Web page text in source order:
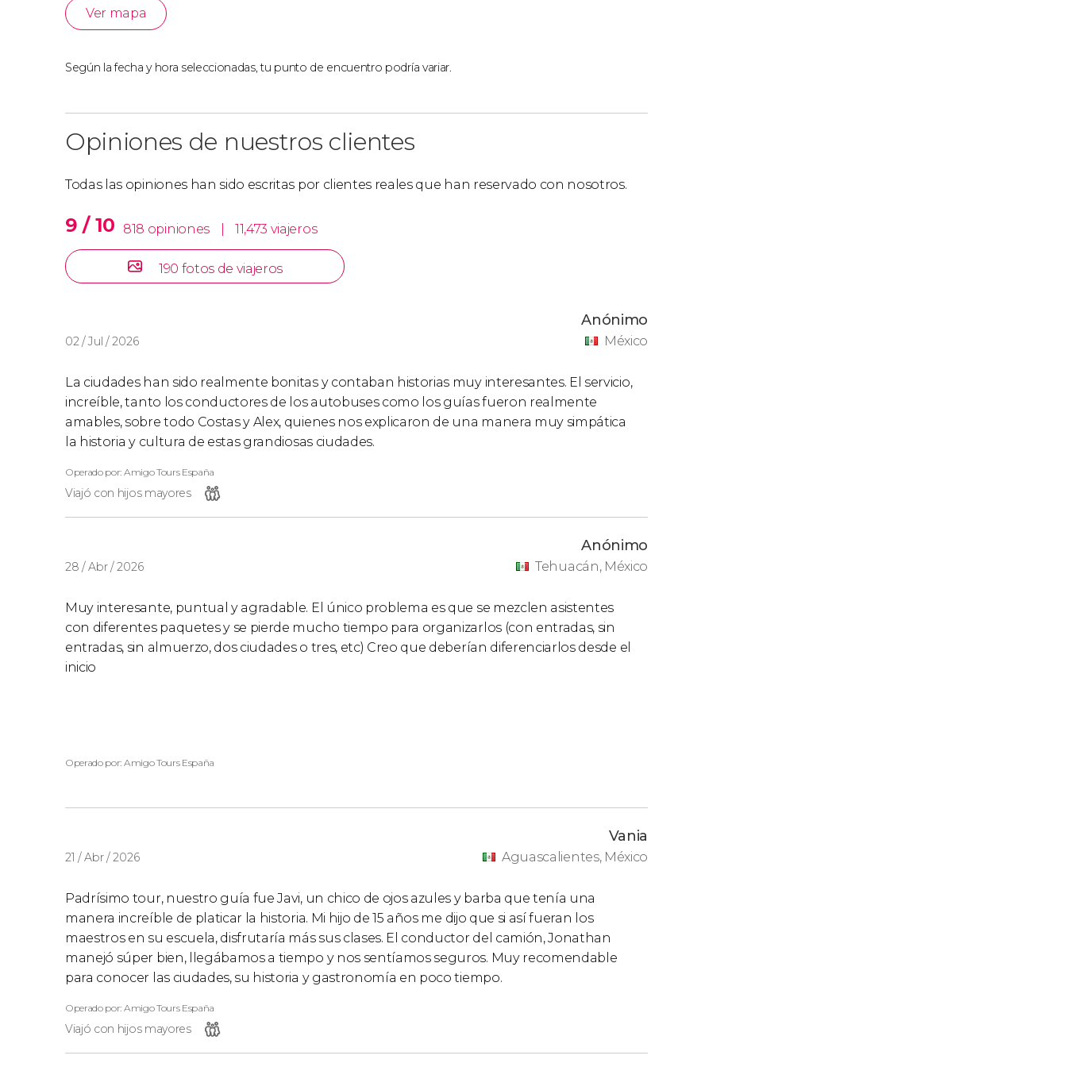
Ver mapa
Según la fecha y hora seleccionadas, tu punto de encuentro podría variar.
Opiniones de nuestros clientes
Todas las opiniones han sido escritas por clientes reales que han reservado con nosotros.
9 / 10 818 opiniones 11,473 viajeros
190 fotos de viajeros
02 / Jul / 2026
Anónimo
México
La ciudades han sido realmente bonitas y contaban historias muy interesantes. El servicio,
increíble, tanto los conductores de los autobuses como los guías fueron realmente
amables, sobre todo Costas y Alex, quienes nos explicaron de una manera muy simpática
la historia y cultura de estas grandiosas ciudades.
Operado por: Amigo Tours España
Viajó con hijos mayores
28 / Abr / 2026
Anónimo
Tehuacán, México
Muy interesante, puntual y agradable. El único problema es que se mezclen asistentes
con diferentes paquetes y se pierde mucho tiempo para organizarlos (con entradas, sin
entradas, sin almuerzo, dos ciudades o tres, etc) Creo que deberían diferenciarlos desde el
inicio
Operado por: Amigo Tours España
21 / Abr / 2026
Vania
Aguascalientes, México
Padrísimo tour, nuestro guía fue Javi, un chico de ojos azules y barba que tenía una
manera increíble de platicar la historia. Mi hijo de 15 años me dijo que si así fueran los
maestros en su escuela, disfrutaría más sus clases. El conductor del camión, Jonathan
manejó súper bien, llegábamos a tiempo y nos sentíamos seguros. Muy recomendable
para conocer las ciudades, su historia y gastronomía en poco tiempo.
Operado por: Amigo Tours España
Viajó con hijos mayores